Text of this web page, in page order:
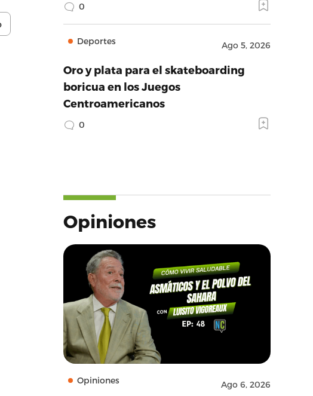
0
Deportes Ago 5, 2026
Oro y plata para el skateboarding
boricua en los Juegos
Centroamericanos
0
Opiniones
Opiniones Ago 6, 2026